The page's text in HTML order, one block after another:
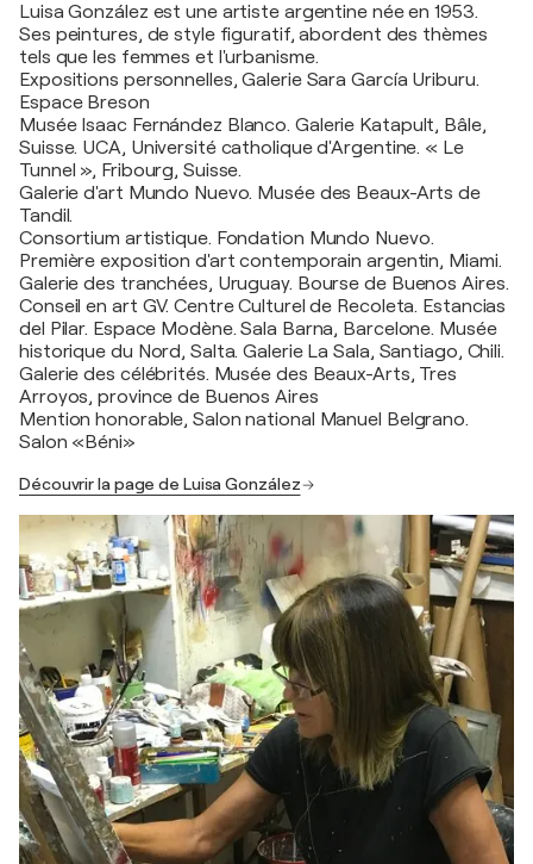
Luisa González est une artiste argentine née en 1953.
Ses peintures, de style figuratif, abordent des thèmes
tels que les femmes et l'urbanisme.
Expositions personnelles, Galerie Sara García Uriburu.
Espace Breson
Musée Isaac Fernández Blanco. Galerie Katapult, Bâle,
Suisse. UCA, Université catholique d'Argentine. « Le
Tunnel », Fribourg, Suisse.
Galerie d'art Mundo Nuevo. Musée des Beaux-Arts de
Tandil.
Consortium artistique. Fondation Mundo Nuevo.
Première exposition d'art contemporain argentin, Miami.
Galerie des tranchées, Uruguay. Bourse de Buenos Aires.
Conseil en art GV. Centre Culturel de Recoleta. Estancias
del Pilar. Espace Modène. Sala Barna, Barcelone. Musée
historique du Nord, Salta. Galerie La Sala, Santiago, Chili.
Galerie des célébrités. Musée des Beaux-Arts, Tres
Arroyos, province de Buenos Aires
Mention honorable, Salon national Manuel Belgrano.
Salon «Béni»
Découvrir la page de Luisa González